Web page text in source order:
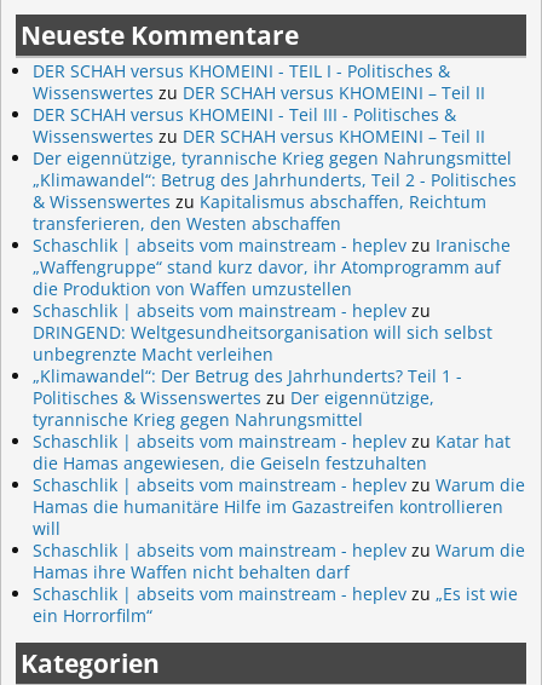
Neueste Kommentare
DER SCHAH versus KHOMEINI - TEIL I - Politisches &
Wissenswertes zu DER SCHAH versus KHOMEINI – Teil II
DER SCHAH versus KHOMEINI - Teil III - Politisches &
Wissenswertes zu DER SCHAH versus KHOMEINI – Teil II
Der eigennützige, tyrannische Krieg gegen Nahrungsmittel
„Klimawandel“: Betrug des Jahrhunderts, Teil 2 - Politisches
& Wissenswertes zu Kapitalismus abschaffen, Reichtum
transferieren, den Westen abschaffen
Schaschlik | abseits vom mainstream - heplev zu Iranische
„Waffengruppe“ stand kurz davor, ihr Atomprogramm auf
die Produktion von Waffen umzustellen
Schaschlik | abseits vom mainstream - heplev zu
DRINGEND: Weltgesundheitsorganisation will sich selbst
unbegrenzte Macht verleihen
„Klimawandel“: Der Betrug des Jahrhunderts? Teil 1 -
Politisches & Wissenswertes zu Der eigennützige,
tyrannische Krieg gegen Nahrungsmittel
Schaschlik | abseits vom mainstream - heplev zu Katar hat
die Hamas angewiesen, die Geiseln festzuhalten
Schaschlik | abseits vom mainstream - heplev zu Warum die
Hamas die humanitäre Hilfe im Gazastreifen kontrollieren
will
Schaschlik | abseits vom mainstream - heplev zu Warum die
Hamas ihre Waffen nicht behalten darf
Schaschlik | abseits vom mainstream - heplev zu „Es ist wie
ein Horrorfilm“
Kategorien